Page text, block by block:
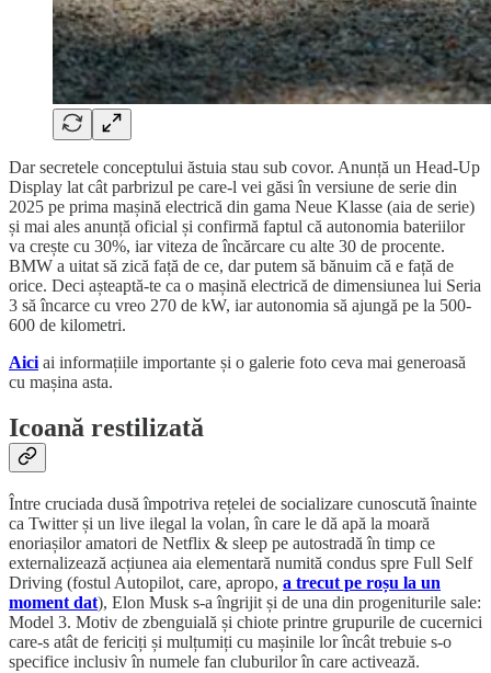
Dar secretele conceptului ăstuia stau sub covor. Anunță un Head-Up
Display lat cât parbrizul pe care-l vei găsi în versiune de serie din
2025 pe prima mașină electrică din gama Neue Klasse (aia de serie)
și mai ales anunță oficial și confirmă faptul că autonomia bateriilor
va crește cu 30%, iar viteza de încărcare cu alte 30 de procente.
BMW a uitat să zică față de ce, dar putem să bănuim că e față de
orice. Deci așteaptă-te ca o mașină electrică de dimensiunea lui Seria
3 să încarce cu vreo 270 de kW, iar autonomia să ajungă pe la 500-
600 de kilometri.
Aici ai informațiile importante și o galerie foto ceva mai generoasă
cu mașina asta.
Icoană restilizată
Între cruciada dusă împotriva rețelei de socializare cunoscută înainte
ca Twitter și un live ilegal la volan, în care le dă apă la moară
enoriașilor amatori de Netflix & sleep pe autostradă în timp ce
externalizează acțiunea aia elementară numită condus spre Full Self
Driving (fostul Autopilot, care, apropo, a trecut pe roșu la un
moment dat), Elon Musk s-a îngrijit și de una din progeniturile sale:
Model 3. Motiv de zbenguială și chiote printre grupurile de cucernici
care-s atât de fericiți și mulțumiți cu mașinile lor încât trebuie s-o
specifice inclusiv în numele fan cluburilor în care activează.